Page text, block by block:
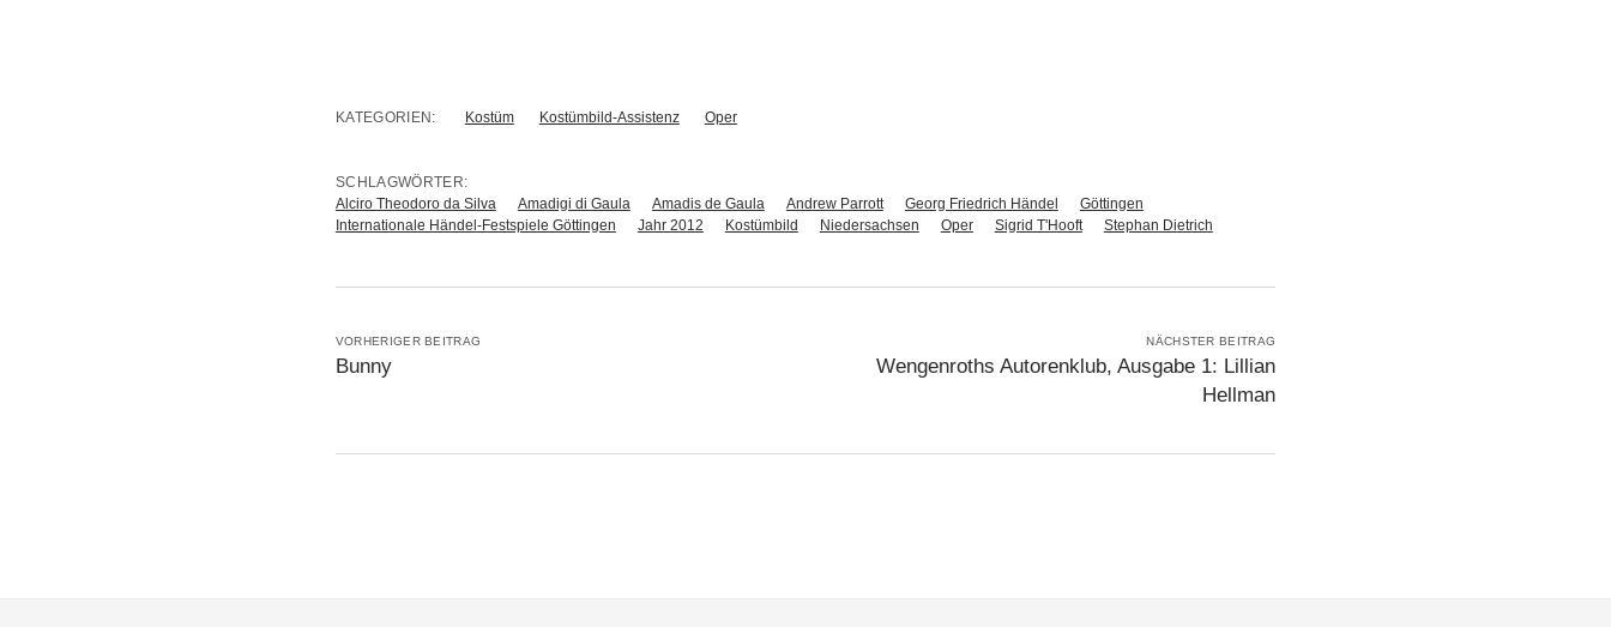
KATEGORIEN: Kostüm Kostümbild-Assistenz Oper
SCHLAGWÖRTER:
Alciro Theodoro da Silva
Amadigi di Gaula Amadis de Gaula Andrew Parrott Georg Friedrich Händel
Göttingen
Internationale Händel-Festspiele Göttingen
Jahr 2012 Kostümbild Niedersachsen Oper Sigrid T'Hooft Stephan Dietrich
VORHERIGER BEITRAG
Bunny
NÄCHSTER BEITRAG
Wengenroths Autorenklub, Ausgabe 1: Lillian
Hellman